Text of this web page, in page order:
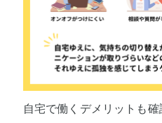
自宅で働くデメリットも